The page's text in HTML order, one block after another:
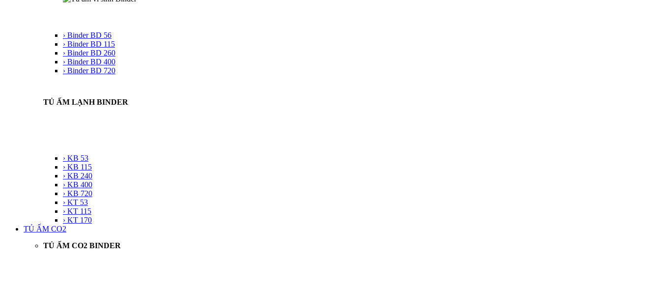
› Binder BD 56
› Binder BD 115
› Binder BD 260
› Binder BD 400
› Binder BD 720
TỦ ẤM LẠNH BINDER
› KB 53
› KB 115
› KB 240
› KB 400
› KB 720
› KT 53
› KT 115
› KT 170
TỦ ẤM CO2
TỦ ẤM CO2 BINDER